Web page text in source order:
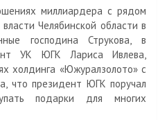
миллиардера с рядом
Челябинской области в
господина Струкова, в
УК ЮГК Лариса Ивлева,
холдинга «Южуралзолото» с
что президент ЮГК поручал
подарки для многих